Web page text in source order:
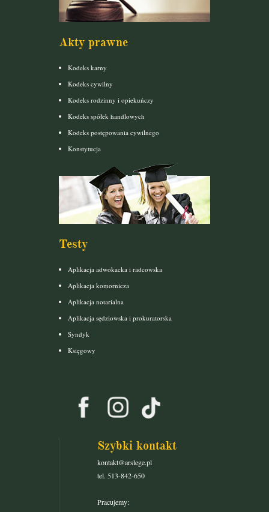
Akty prawne
Kodeks karny
Kodeks cywilny
Kodeks rodzinny i opiekuńczy
Kodeks spółek handlowych
Kodeks postępowania cywilnego
Konstytucja
Testy
Aplikacja adwokacka i radcowska
Aplikacja komornicza
Aplikacja notarialna
Aplikacja sędziowska i prokuratorska
Syndyk
Księgowy
Szybki kontakt
kontakt@arslege.pl
tel. 513-842-650
Pracujemy: